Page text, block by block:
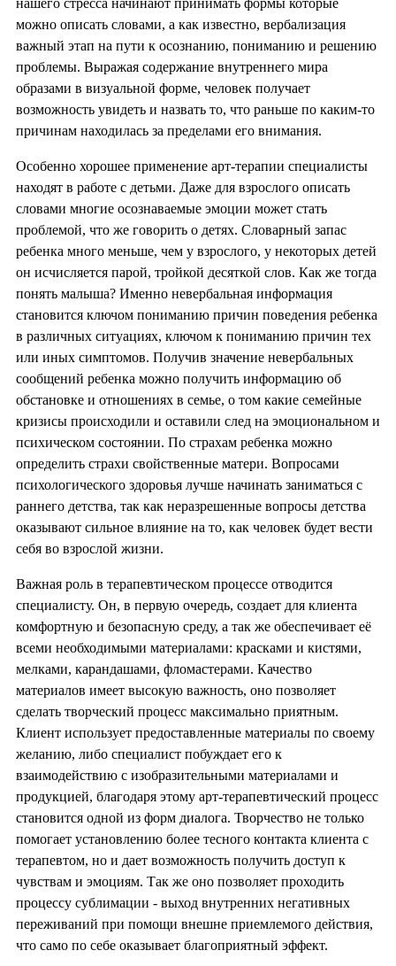
можно описать словами, а как известно, вербализация
важный этап на пути к осознанию, пониманию и решению
проблемы. Выражая содержание внутреннего мира
образами в визуальной форме, человек получает
возможность увидеть и назвать то, что раньше по каким-то
причинам находилась за пределами его внимания.
Особенно хорошее применение арт-терапии специалисты
находят в работе с детьми. Даже для взрослого описать
словами многие осознаваемые эмоции может стать
проблемой, что же говорить о детях. Словарный запас
ребенка много меньше, чем у взрослого, у некоторых детей
он исчисляется парой, тройкой десяткой слов. Как же тогда
понять малыша? Именно невербальная информация
становится ключом пониманию причин поведения ребенка
в различных ситуациях, ключом к пониманию причин тех
или иных симптомов. Получив значение невербальных
сообщений ребенка можно получить информацию об
обстановке и отношениях в семье, о том какие семейные
кризисы происходили и оставили след на эмоциональном и
психическом состоянии. По страхам ребенка можно
определить страхи свойственные матери. Вопросами
психологического здоровья лучше начинать заниматься с
раннего детства, так как неразрешенные вопросы детства
оказывают сильное влияние на то, как человек будет вести
себя во взрослой жизни.
Важная роль в терапевтическом процессе отводится
специалисту. Он, в первую очередь, создает для клиента
комфортную и безопасную среду, а так же обеспечивает её
всеми необходимыми материалами: красками и кистями,
мелками, карандашами, фломастерами. Качество
материалов имеет высокую важность, оно позволяет
сделать творческий процесс максимально приятным.
Клиент использует предоставленные материалы по своему
желанию, либо специалист побуждает его к
взаимодействию с изобразительными материалами и
продукцией, благодаря этому арт-терапевтический процесс
становится одной из форм диалога. Творчество не только
помогает установлению более тесного контакта клиента с
терапевтом, но и дает возможность получить доступ к
чувствам и эмоциям. Так же оно позволяет проходить
процессу сублимации - выход внутренних негативных
переживаний при помощи внешне приемлемого действия,
что само по себе оказывает благоприятный эффект.